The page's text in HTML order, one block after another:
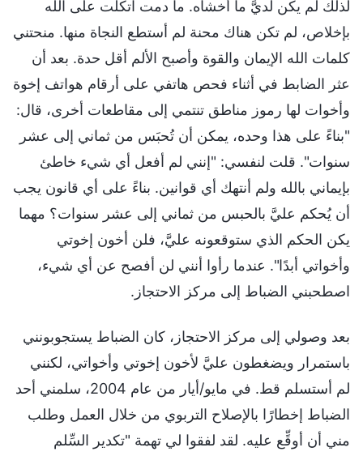
لذلك لم يكن لديَّ ما أخشاه. ما دمت اتكلت على الله
بإخلاص، لم تكن هناك محنة لم أستطع النجاة منها. منحتني
كلمات الله الإيمان والقوة وأصبح الألم أقل حدة. بعد أن
عثر الضابط في أثناء فحص هاتفي على أرقام هواتف إخوة
وأخوات لها رموز مناطق تنتمي إلى مقاطعات أخرى، قال:
"بناءً على هذا وحده، يمكن أن تُحبَس من ثماني إلى عشر
سنوات". قلت لنفسي: "إنني لم أفعل أي شيء خاطئ
بإيماني بالله ولم أنتهك أي قوانين. بناءً على أي قانون يجب
أن يُحكم عليَّ بالحبس من ثماني إلى عشر سنوات؟ مهما
يكن الحكم الذي ستوقعونه عليَّ، فلن أخون إخوتي
وأخواتي أبدًا". عندما رأوا أنني لن أفصح عن أي شيء،
اصطحبني الضباط إلى مركز الاحتجاز.
بعد وصولي إلى مركز الاحتجاز، كان الضباط يستجوبونني
باستمرار ويضغطون عليَّ لأخون إخوتي وأخواتي، لكنني
لم أستسلم قط. في مايو/أيار من عام 2004، سلمني أحد
الضباط إخطارًا بالإصلاح التربوي من خلال العمل وطلب
مني أن أوقِّع عليه. لقد لفقوا لي تهمة "تكدير السِّلم